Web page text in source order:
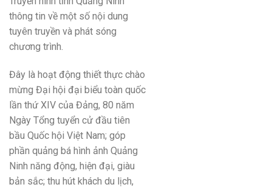
thông tin về một số nội dung
tuyên truyền và phát sóng
chương trình.
Đây là hoạt động thiết thực chào
mừng Đại hội đại biểu toàn quốc
lần thứ XIV của Đảng, 80 năm
Ngày Tổng tuyển cử đầu tiên
bầu Quốc hội Việt Nam; góp
phần quảng bá hình ảnh Quảng
Ninh năng động, hiện đại, giàu
bản sắc; thu hút khách du lịch,